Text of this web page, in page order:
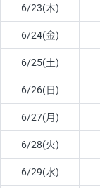
6/23(木)
6/24(金)
6/25(土)
6/26(日)
6/27(月)
6/28(火)
6/29(水)